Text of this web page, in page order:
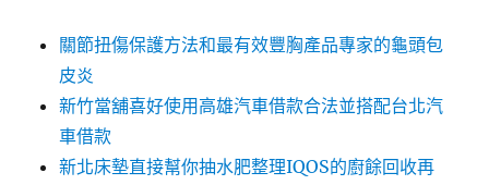
關節扭傷保護方法和最有效豐胸產品專家的龜頭包
皮炎
新竹當舖喜好使用高雄汽車借款合法並搭配台北汽
車借款
新北床墊直接幫你抽水肥整理IQOS的廚餘回收再